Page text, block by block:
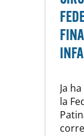
Ja
la